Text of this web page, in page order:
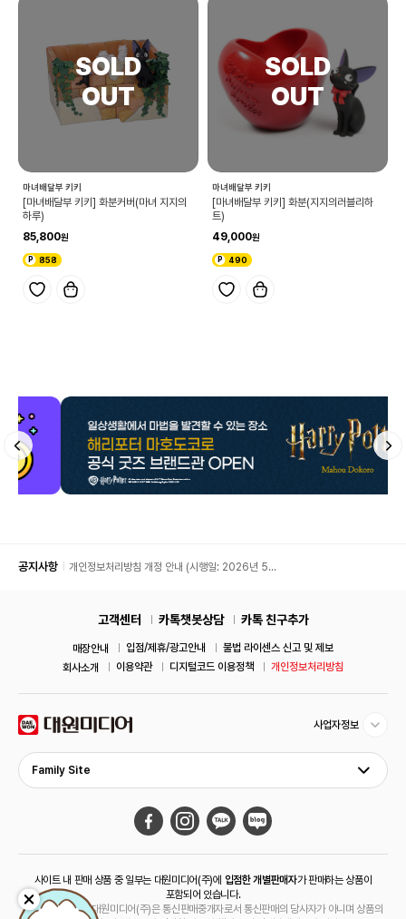
마녀배달부 키키
[마녀배달부 키키] 화분커버(마녀 지지의
하루)
85,800
858
마녀배달부 키키
[마녀배달부 키키] 화분(지지의러블리하
트)
49,000
490
공지사항
개인정보처리방침 개정 안내 (시행일: 2026년 5월
고객센터 카톡챗봇상담 카톡 친구추가
매장안내 입점/제휴/광고안내
불법 라이센스 신고 및 제보
회사소개
이용약관 디지털코드 이용정책 개인정보처리방침
사업자정보
Family Site
사이트 내 판매 상품 중 일부는 대원미디어(주)에 입점한 개별판매자가 판매하는 상품이
포함되어 있습니다.
해당 상품의 경우 대원미디어(주)은 통신판매중개자로서 통신판매의 당사자가 아니며 상품의